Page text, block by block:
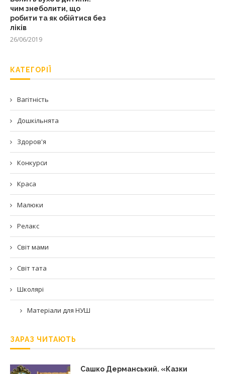
чим знеболити, що
робити та як обійтися без
ліків
26/06/2019
КАТЕГОРІЇ
Вагітність
Дошкільнята
Здоров'я
Конкурси
Краса
Малюки
Релакс
Світ мами
Світ тата
Школярі
Матеріали для НУШ
ЗАРАЗ ЧИТАЮТЬ
Сашко Дерманський. «Казки